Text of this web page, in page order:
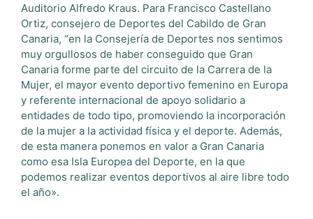
Auditorio Alfredo Kraus. Para Francisco Castellano
Ortiz, consejero de Deportes del Cabildo de Gran
Canaria, “en la Consejería de Deportes nos sentimos
muy orgullosos de haber conseguido que Gran
Canaria forme parte del circuito de la Carrera de la
Mujer, el mayor evento deportivo femenino en Europa
y referente internacional de apoyo solidario a
entidades de todo tipo, promoviendo la incorporación
de la mujer a la actividad física y el deporte. Además,
de esta manera ponemos en valor a Gran Canaria
como esa Isla Europea del Deporte, en la que
podemos realizar eventos deportivos al aire libre todo
el año».